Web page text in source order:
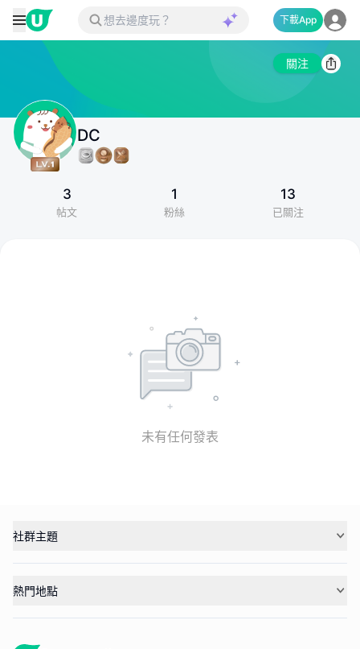
下載App
關注
DC
3
帖文
1
粉絲
13
已關注
未有任何發表
社群主題
熱門地點